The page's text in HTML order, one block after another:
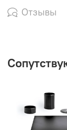
Отзывы